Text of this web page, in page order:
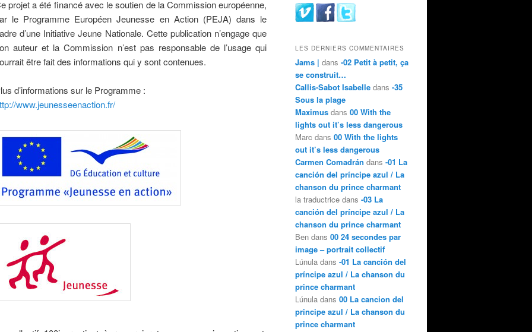
projet a été financé avec le soutien de la Commission européenne,
le Programme Européen Jeunesse en Action (PEJA) dans le
d’une Initiative Jeune Nationale. Cette publication n’engage que
auteur et la Commission n’est pas responsable de l’usage qui
être fait des informations qui y sont contenues.
d’informations sur le Programme :
www.jeunesseenaction.fr/
LES DERNIERS COMMENTAIRES
Jams | dans -02 Petit à petit, ça
se construit…
Callis-Sabot Isabelledans -35
Sous la plage
Maximusdans 00 With the
lights out it’s less dangerous
Marc dans 00 With the lights
out it’s less dangerous
Carmen Comadrán dans -01 La
canción del príncipe azul / La
chanson du prince charmant
la traductrice dans -03 La
canción del príncipe azul / La
chanson du prince charmant
Ben dans 00 24 secondes par
image – portrait collectif
Lúnula dans -01 La canción del
príncipe azul / La chanson du
prince charmant
Lúnula dans 00 La cancion del
principe azul / La chanson du
prince charmant